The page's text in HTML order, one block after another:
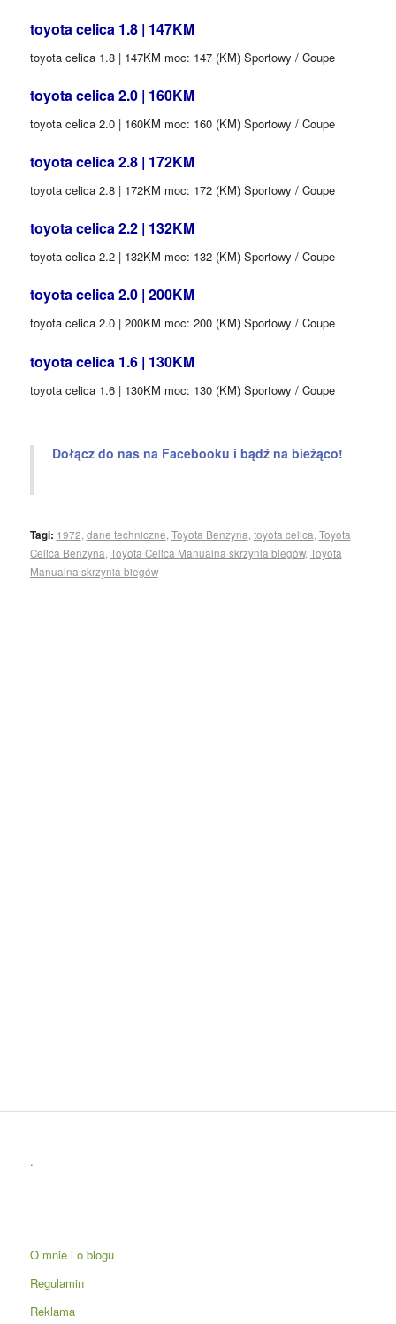
toyota celica 1.8 | 147KM
toyota celica 1.8 | 147KM moc: 147 (KM) Sportowy / Coupe
toyota celica 2.0 | 160KM
toyota celica 2.0 | 160KM moc: 160 (KM) Sportowy / Coupe
toyota celica 2.8 | 172KM
toyota celica 2.8 | 172KM moc: 172 (KM) Sportowy / Coupe
toyota celica 2.2 | 132KM
toyota celica 2.2 | 132KM moc: 132 (KM) Sportowy / Coupe
toyota celica 2.0 | 200KM
toyota celica 2.0 | 200KM moc: 200 (KM) Sportowy / Coupe
toyota celica 1.6 | 130KM
toyota celica 1.6 | 130KM moc: 130 (KM) Sportowy / Coupe
Dołącz do nas na Facebooku i bądź na bieżąco!
Tagi: 1972 dane techniczne Toyota Benzyna toyota celica Toyota
Celica Benzyna Toyota Celica Manualna skrzynia biegów, Toyota
Manualna skrzynia biegów
.
O mnie i o blogu
Regulamin
Reklama